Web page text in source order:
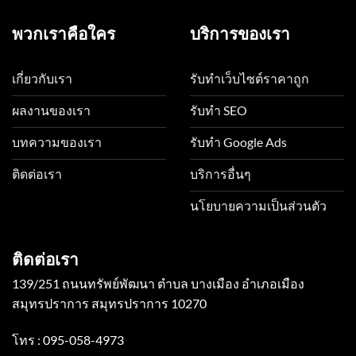
พวกเราคือใคร
เกี่ยวกับเรา
ผลงานของเรา
บทความของเรา
ติดต่อเรา
บริการของเรา
รับทำเว็บไซต์ราคาถูก
รับทำ SEO
รับทำ Google Ads
บริการอื่นๆ
นโยบายความเป็นส่วนตัว
ติดต่อเรา
139/251 ถนนทรัพย์พัฒนา ตำบล บางเมือง อำเภอเมือง
สมุทรปราการ สมุทรปราการ 10270
โทร : 095-058-4973